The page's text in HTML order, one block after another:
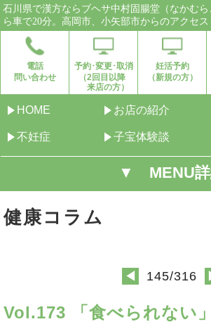
石川県で漢方ならブヘサ中村固腸堂（なかむ
ら車で20分。高岡市、小矢部市からのアクセス
電話
問い合わせ
予約･変更･取消
（2回目以降
来店の方）
妊活予約
（新規の方）
HOME お店の紹介
不妊症 子宝体験談
▼ MENU詳
健康コラム
◀ 145/316
Vol.173 「食べられない